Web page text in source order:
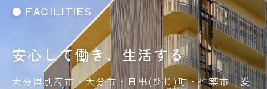
● FACILITIES
安心して働き、生活する
大分県別府市・大分市・日出(ひじ)町・杵築市 愛